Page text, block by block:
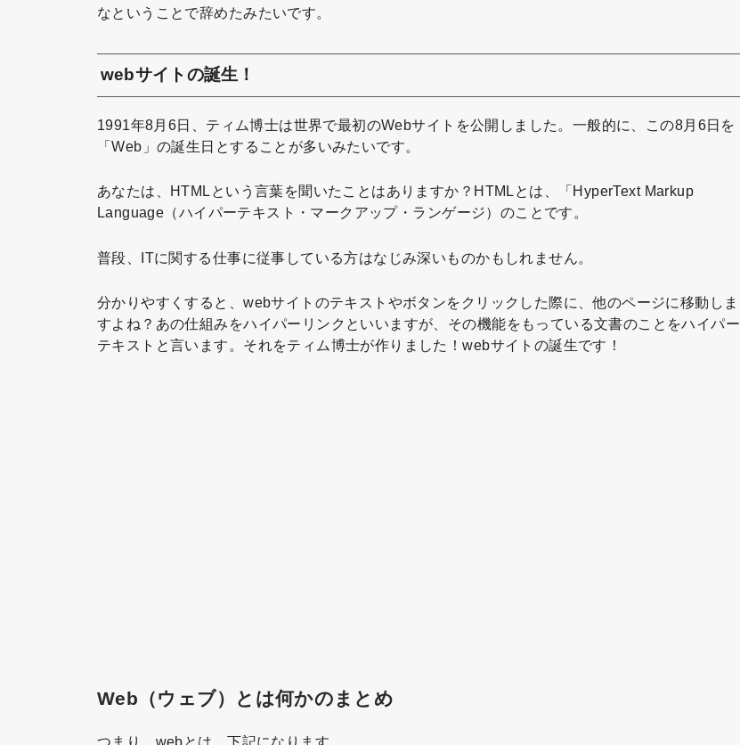
なということで辞めたみたいです。
webサイトの誕生！
1991年8月6日、ティム博士は世界で最初のWebサイトを公開しました。一般的に、この8月6日を
「Web」の誕生日とすることが多いみたいです。
あなたは、HTMLという言葉を聞いたことはありますか？HTMLとは、「HyperText Markup
Language（ハイパーテキスト・マークアップ・ランゲージ）のことです。
普段、ITに関する仕事に従事している方はなじみ深いものかもしれません。
分かりやすくすると、webサイトのテキストやボタンをクリックした際に、他のページに移動しま
すよね？あの仕組みをハイパーリンクといいますが、その機能をもっている文書のことをハイパー
テキストと言います。それをティム博士が作りました！webサイトの誕生です！
Web（ウェブ）とは何かのまとめ
つまり、webとは、下記になります。